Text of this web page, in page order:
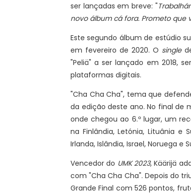
ser lançadas em breve: "
novo álbum cá fora. Prometo que
Este segundo álbum de estúdio
em fevereiro de 2020. O single
"Peliä" a ser lançado em 2018,
plataformas digitais.
"Cha Cha Cha", tema que
da edição deste ano. No final de
onde chegou ao 6.º lugar, um
na Finlândia, Letónia, Lituânia e
Irlanda, Islândia, Israel, Noruega e
Vencedor do UMK 2023, Käärijä
com "Cha Cha Cha". Depois do
Grande Final com 526 pontos,